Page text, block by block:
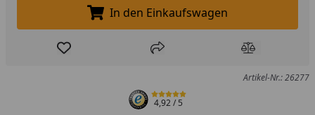
In den Einkaufswagen legen
In den Einkaufswagen
Produkt zur Wunschliste hinzufügen
Teilen Produkt
Artikel-Nr.: 26277
4,92/ 5